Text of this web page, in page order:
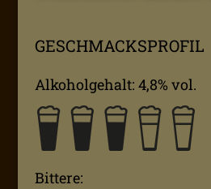
GESCHMACKSPROFIL
Alkoholgehalt: 4,8% vol.
Bittere: